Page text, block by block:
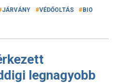
JÁRVÁNY VÉDŐOLTÁS
BIO
legnagyobb